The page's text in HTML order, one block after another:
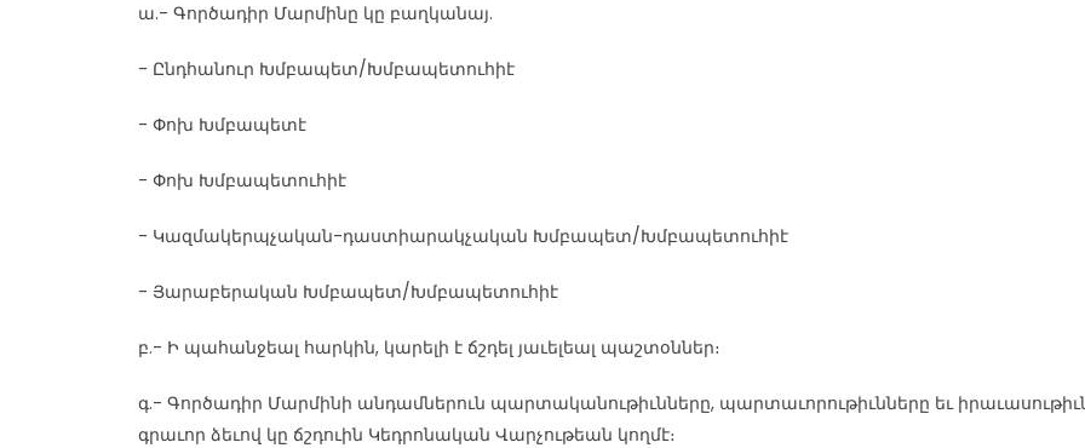
ա.- Գործադիր Մարմինը կը բաղկանայ.
- Ընդհանուր Խմբապետ/Խմբապետուհիէ
- Փոխ Խմբապետէ
- Փոխ Խմբապետուհիէ
- Կազմակերպչական-դաստիարակչական Խմբապետ/Խմբապետուհիէ
- Յարաբերական Խմբապետ/Խմբապետուհիէ
բ.- Ի պահանջեալ հարկին, կարելի է ճշդել յաւելեալ պաշտօններ։
գ.- Գործադիր Մարմինի անդամներուն պարտականութիւնները, պարտաւորութիւնները եւ
գրաւոր ձեւով կը ճշդուին Կեդրոնական Վարչութեան կողմէ։